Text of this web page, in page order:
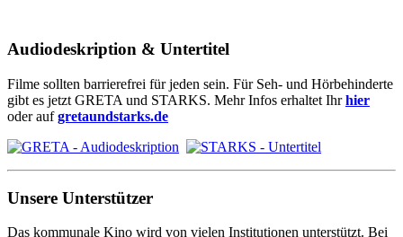
Audiodeskription & Untertitel
Filme sollten barrierefrei für jeden sein. Für Seh- und Hörbehinderte
gibt es jetzt GRETA und STARKS. Mehr Infos erhaltet Ihrhier
oder aufgretaundstarks.de
Unsere Unterstützer
Das kommunale Kino wird von vielen Institutionen unterstützt. Bei